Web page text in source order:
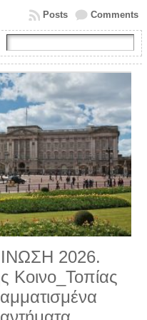
Comments
Posts
2026.
Κοινο_Τοπίας